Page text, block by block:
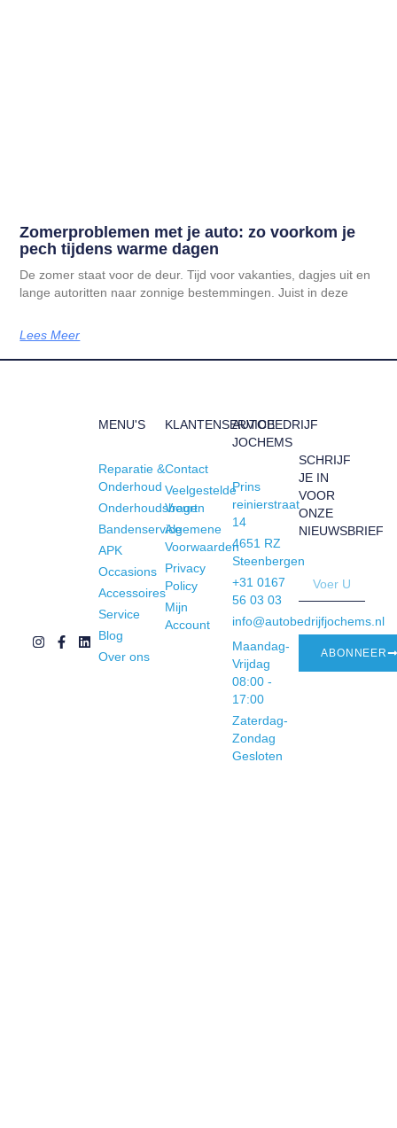
Zomerproblemen met je auto: zo voorkom je
pech tijdens warme dagen
De zomer staat voor de deur. Tijd voor vakanties, dagjes uit en
lange autoritten naar zonnige bestemmingen. Juist in deze
Lees Meer
MENU'S
Reparatie &
Onderhoud
Onderhoudsbeurt
Bandenservice
APK
Occasions
Accessoires
Service
Blog
Over ons
KLANTENSERVICE
Contact
Veelgestelde
Vragen
Algemene
Voorwaarden
Privacy
Policy
Mijn
Account
AUTOBEDRIJF
JOCHEMS
Prins
reinierstraat
14
4651 RZ
Steenbergen
+31 0167
56 03 03
info@autobedrijfjochems.nl
Maandag-
Vrijdag
08:00 -
17:00
Zaterdag-
Zondag
Gesloten
SCHRIJF
JE IN
VOOR
ONZE
NIEUWSBRIEF
ABONNEER